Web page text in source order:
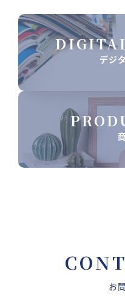
デジ
お